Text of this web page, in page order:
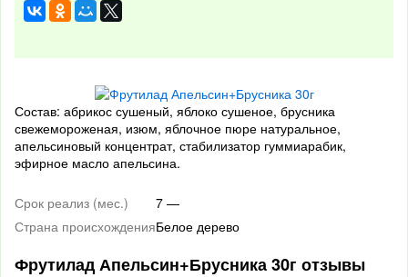
Состав: абрикос сушеный, яблоко сушеное, брусника
свежемороженая, изюм, яблочное пюре натуральное,
апельсиновый концентрат, стабилизатор гуммиарабик,
эфирное масло апельсина.
Срок реализ (мес.)
7 —
Страна происхожденияБелое дерево
Фрутилад Апельсин+Брусника 30г отзывы